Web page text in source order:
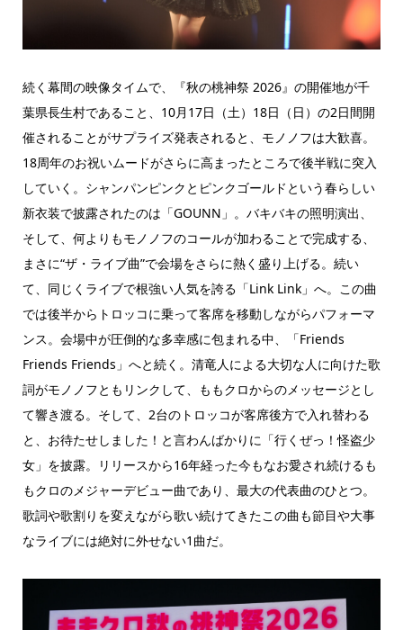
続く幕間の映像タイムで、『秋の桃神祭 2026』の開催地が千
葉県長生村であること、10月17日（土）18日（日）の2日間開
催されることがサプライズ発表されると、モノノフは大歓喜。
18周年のお祝いムードがさらに高まったところで後半戦に突入
していく。シャンパンピンクとピンクゴールドという春らしい
新衣装で披露されたのは「GOUNN」。バキバキの照明演出、
そして、何よりもモノノフのコールが加わることで完成する、
まさに“ザ・ライブ曲”で会場をさらに熱く盛り上げる。続い
て、同じくライブで根強い人気を誇る「Link Link」へ。この曲
では後半からトロッコに乗って客席を移動しながらパフォーマ
ンス。会場中が圧倒的な多幸感に包まれる中、「Friends
Friends Friends」へと続く。清竜人による大切な人に向けた歌
詞がモノノフともリンクして、ももクロからのメッセージとし
て響き渡る。そして、2台のトロッコが客席後方で入れ替わる
と、お待たせしました！と言わんばかりに「行くぜっ！怪盗少
女」を披露。リリースから16年経った今もなお愛され続けるも
もクロのメジャーデビュー曲であり、最大の代表曲のひとつ。
歌詞や歌割りを変えながら歌い続けてきたこの曲も節目や大事
なライブには絶対に外せない1曲だ。